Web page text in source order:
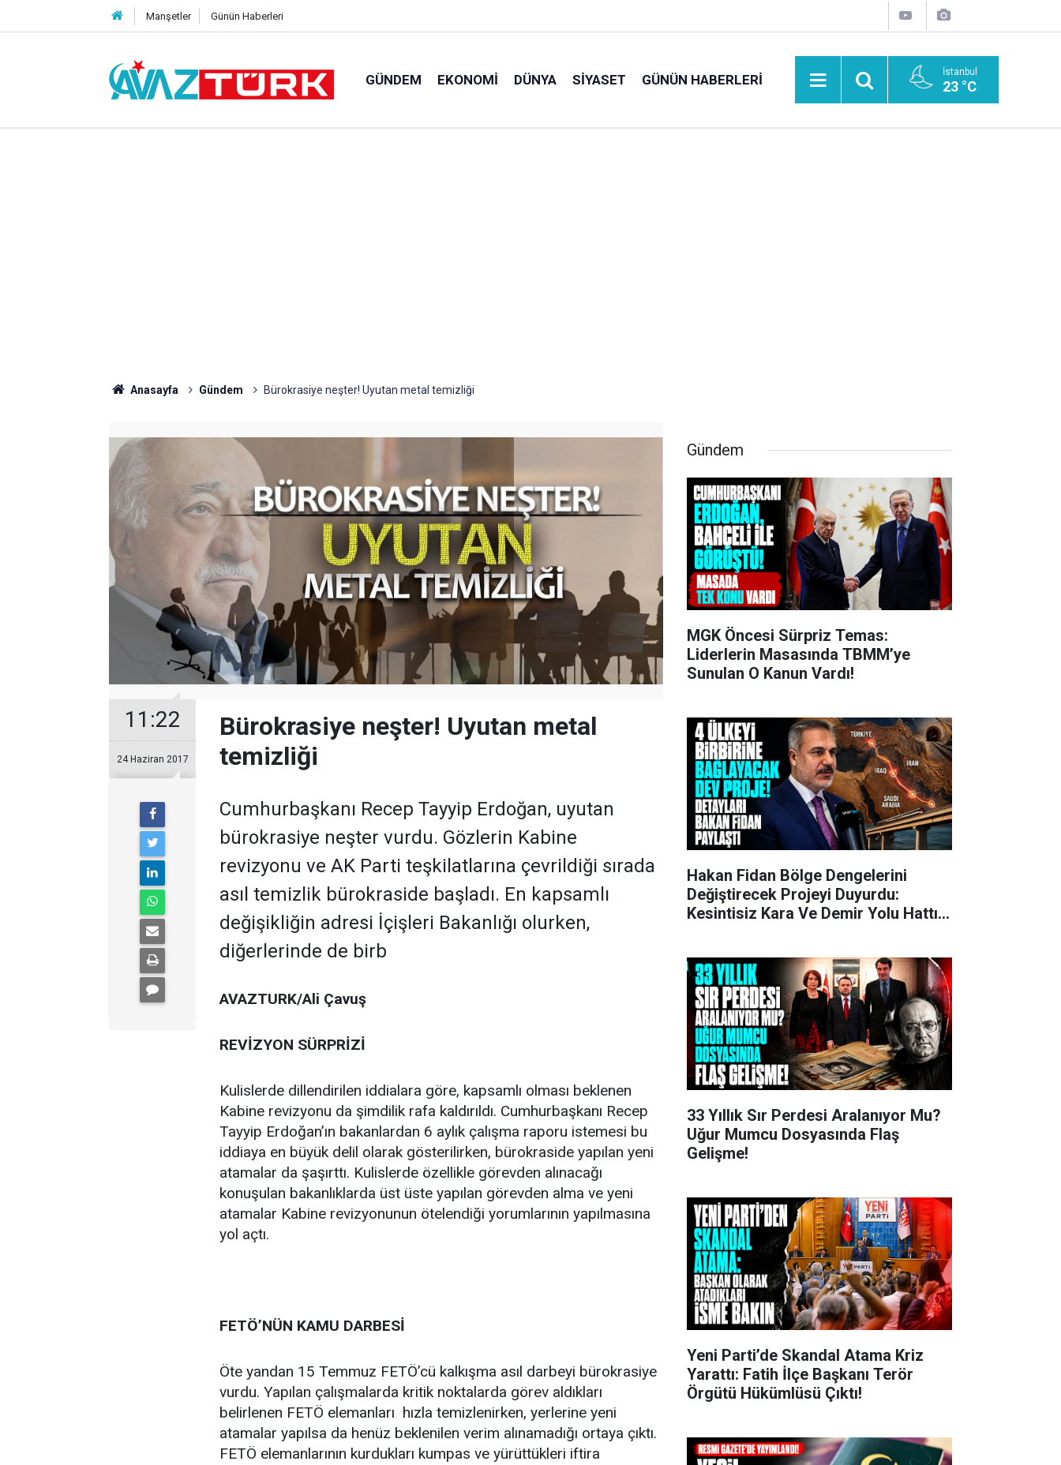
Manşetler Günün Haberleri
GÜNDEM EKONOMI DÜNYA SIYASET GÜNÜN HABERLERI İstanbul
23 °C
Anasayfa Gündem Bürokrasiye neşter! Uyutan metal temizliği
11:22
24 Haziran 2017
Bürokrasiye neşter! Uyutan metal
temizliği
Cumhurbaşkanı Recep Tayyip Erdoğan, uyutan
bürokrasiye neşter vurdu. Gözlerin Kabine
revizyonu ve AK Parti teşkilatlarına çevrildiği sırada
asıl temizlik bürokraside başladı. En kapsamlı
değişikliğin adresi İçişleri Bakanlığı olurken,
diğerlerinde de birb
AVAZTURK/Ali Çavuş
REVİZYON SÜRPRİZİ
Kulislerde dillendirilen iddialara göre, kapsamlı olması beklenen
Kabine revizyonu da şimdilik rafa kaldırıldı. Cumhurbaşkanı Recep
Tayyip Erdoğan’ın bakanlardan 6 aylık çalışma raporu istemesi bu
iddiaya en büyük delil olarak gösterilirken, bürokraside yapılan yeni
atamalar da şaşırttı. Kulislerde özellikle görevden alınacağı
konuşulan bakanlıklarda üst üste yapılan görevden alma ve yeni
atamalar Kabine revizyonunun ötelendiği yorumlarının yapılmasına
yol açtı.
FETÖ’NÜN KAMU DARBESİ
Öte yandan 15 Temmuz FETÖ’cü kalkışma asıl darbeyi bürokrasiye
vurdu. Yapılan çalışmalarda kritik noktalarda görev aldıkları
belirlenen FETÖ elemanları hızla temizlenirken, yerlerine yeni
atamalar yapılsa da henüz beklenilen verim alınamadığı ortaya çıktı.
FETÖ elemanlarının kurdukları kumpas ve yürüttükleri iftira
Gündem
MGK Öncesi Sürpriz Temas:
Liderlerin Masasında TBMM’ye
Sunulan O Kanun Vardı!
Hakan Fidan Bölge Dengelerini
Değiştirecek Projeyi Duyurdu:
Kesintisiz Kara Ve Demir Yolu Hattı
33 Yıllık Sır Perdesi Aralanıyor Mu?
Uğur Mumcu Dosyasında Flaş
Gelişme!
Yeni Parti’de Skandal Atama Kriz
Yarattı: Fatih İlçe Başkanı Terör
Örgütü Hükümlüsü Çıktı!